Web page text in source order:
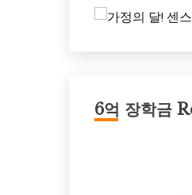
6억 장학금